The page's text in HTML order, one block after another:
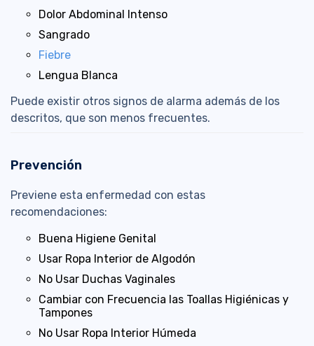
Dolor Abdominal Intenso
Sangrado
Fiebre
Lengua Blanca
Puede existir otros signos de alarma además de los
descritos, que son menos frecuentes.
Prevención
Previene esta enfermedad con estas
recomendaciones:
Buena Higiene Genital
Usar Ropa Interior de Algodón
No Usar Duchas Vaginales
Cambiar con Frecuencia las Toallas Higiénicas y
Tampones
No Usar Ropa Interior Húmeda